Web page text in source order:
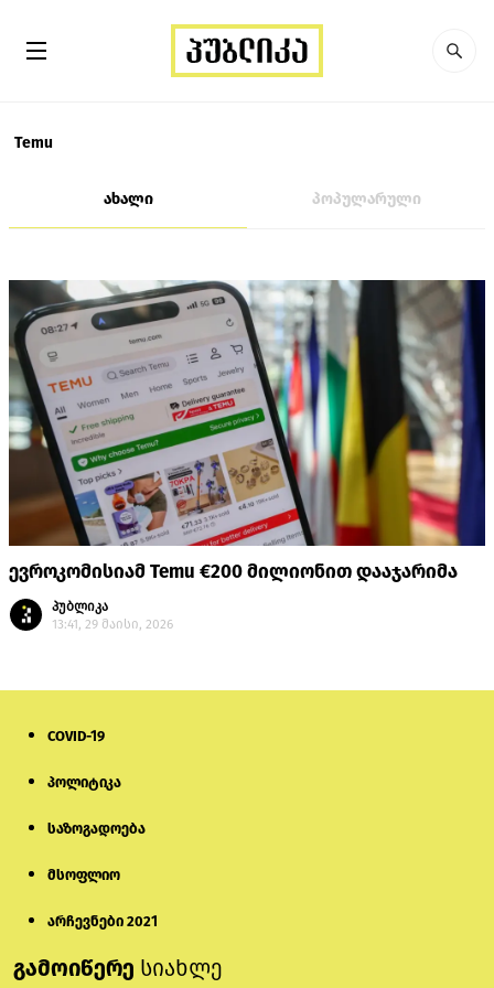
Temu
ახალი პოპულარული
ევროკომისიამ Temu €200 მილიონით დააჯარიმა
პუბლიკა
13:41, 29 მაისი, 2026
COVID-19
პოლიტიკა
საზოგადოება
მსოფლიო
არჩევნები 2021
გამოიწერე სიახლე